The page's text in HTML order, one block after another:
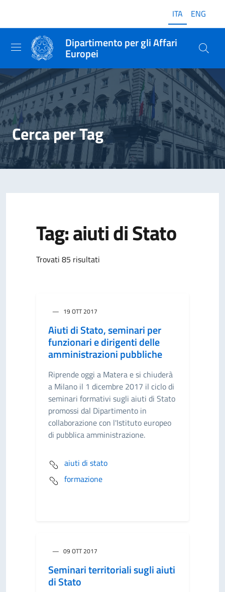
ITA ENG
Dipartimento per gli Affari
Europei
Cerca per Tag
Tag: aiuti di Stato
Trovati 85 risultati
19 OTT 2017
Aiuti di Stato, seminari per
funzionari e dirigenti delle
amministrazioni pubbliche
Riprende oggi a Matera e si chiuderà
a Milano il 1 dicembre 2017 il ciclo di
seminari formativi sugli aiuti di Stato
promossi dal Dipartimento in
collaborazione con l'Istituto europeo
di pubblica amministrazione.
aiuti di stato
formazione
09 OTT 2017
Seminari territoriali sugli aiuti
di Stato